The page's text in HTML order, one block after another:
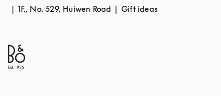
1F., No. 529, Huiwen Road Gift ideas